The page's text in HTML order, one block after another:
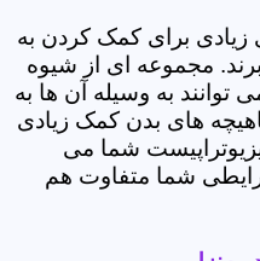
زیادی برای کمک کردن به
مجموعه ای از شیوه
به وسیله آن ها به
های بدن کمک زیادی
شما می
شما متفاوت هم